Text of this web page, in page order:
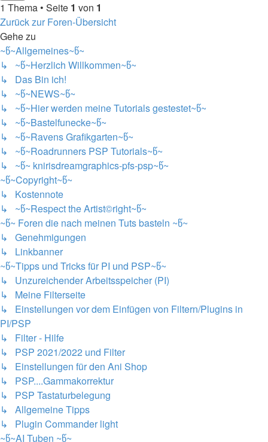
1 Thema • Seite 1 von 1
Zurück zur Foren-Übersicht
Gehe zu
~წ~Allgemeines~წ~
↳ ~წ~Herzlich Willkommen~წ~
↳ Das Bin ich!
↳ ~წ~NEWS~წ~
↳ ~წ~Hier werden meine Tutorials gestestet~წ~
↳ ~წ~Bastelfunecke~წ~
↳ ~წ~Ravens Grafikgarten~წ~
↳ ~წ~Roadrunners PSP Tutorials~წ~
↳ ~წ~ knirisdreamgraphics-pfs-psp~წ~
~წ~Copyright~წ~
↳ Kostennote
↳ ~წ~Respect the Artist©right~წ~
~წ~ Foren die nach meinen Tuts basteln ~წ~
↳ Genehmigungen
↳ Linkbanner
~წ~Tipps und Tricks für PI und PSP~წ~
↳ Unzureichender Arbeitsspeicher (PI)
↳ Meine Filterseite
↳ Einstellungen vor dem Einfügen von Filtern/Plugins in
PI/PSP
↳ Filter - Hilfe
↳ PSP 2021/2022 und Filter
↳ Einstellungen für den Ani Shop
↳ PSP....Gammakorrektur
↳ PSP Tastaturbelegung
↳ Allgemeine Tipps
↳ Plugin Commander light
~წ~AI Tuben ~წ~